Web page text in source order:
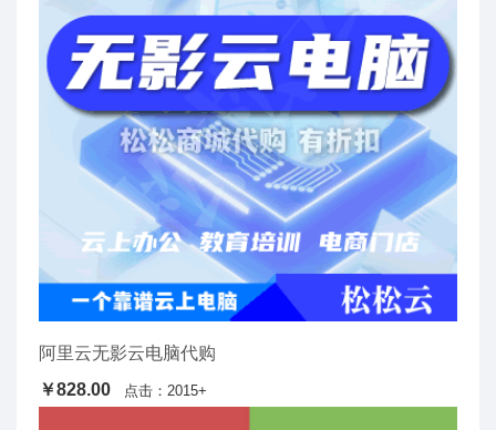
阿里云无影云电脑代购
￥828.00
点击：2015+